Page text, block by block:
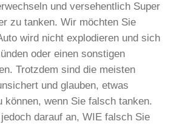
und versehentlich Super
zu tanken. Wir möchten Sie
wird nicht explodieren und sich
oder einen sonstigen
Trotzdem sind die meisten
und glauben, etwas
können, wenn Sie falsch tanken.
darauf an, WIE falsch Sie